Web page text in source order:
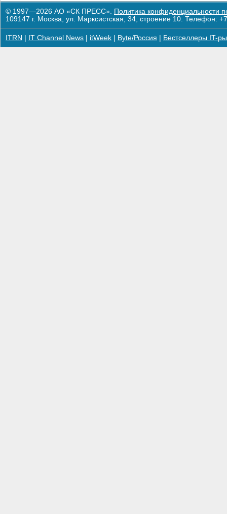
© 1997—2026 АО «СК ПРЕСС». Политика конфиденциальности
109147 г. Москва, ул. Марксистская, 34, строение 10. Телефон:
ITRN IT Channel News itWeek Byte/Россия Бестселлеры IT-